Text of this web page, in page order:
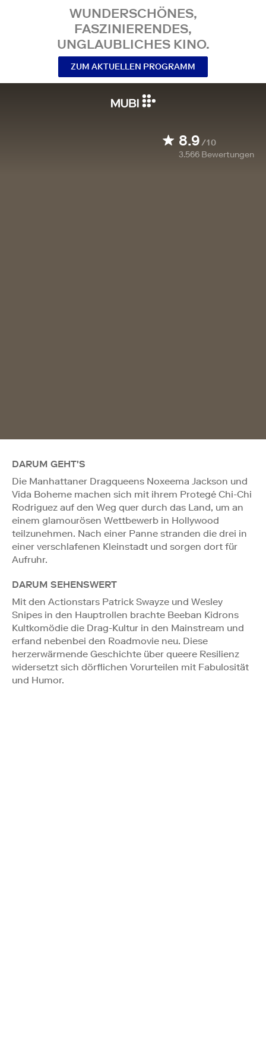
WUNDERSCHÖNES,
FASZINIERENDES,
UNGLAUBLICHES KINO.
ZUM AKTUELLEN PROGRAMM
8.9/10
3.566 Bewertungen
DARUM GEHT'S
Die Manhattaner Dragqueens Noxeema Jackson und
Vida Boheme machen sich mit ihrem Protegé Chi-Chi
Rodriguez auf den Weg quer durch das Land, um an
einem glamourösen Wettbewerb in Hollywood
teilzunehmen. Nach einer Panne stranden die drei in
einer verschlafenen Kleinstadt und sorgen dort für
Aufruhr.
DARUM SEHENSWERT
Mit den Actionstars Patrick Swayze und Wesley
Snipes in den Hauptrollen brachte Beeban Kidrons
Kultkomödie die Drag-Kultur in den Mainstream und
erfand nebenbei den Roadmovie neu. Diese
herzerwärmende Geschichte über queere Resilienz
widersetzt sich dörflichen Vorurteilen mit Fabulosität
und Humor.